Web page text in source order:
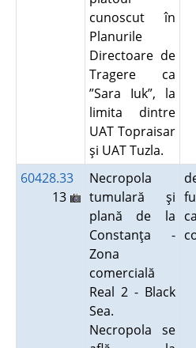
cunoscut în
Planurile
Directoare de
Tragere ca
”Sara Iuk”, la
limita dintre
UAT Topraisar
şi UAT Tuzla.
60428.33
13
Necropola
tumulară şi
plană de la
Constanţa -
Zona
comercială
Real 2 - Black
Sea.
Necropola se